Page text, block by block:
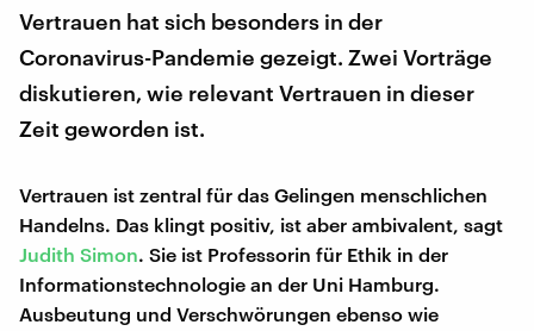
Vertrauen hat sich besonders in der
Coronavirus-Pandemie gezeigt. Zwei Vorträge
diskutieren, wie relevant Vertrauen in dieser
Zeit geworden ist.
Vertrauen ist zentral für das Gelingen menschlichen
Handelns. Das klingt positiv, ist aber ambivalent, sagt
Judith Simon. Sie ist Professorin für Ethik in der
Informationstechnologie an der Uni Hamburg.
Ausbeutung und Verschwörungen ebenso wie